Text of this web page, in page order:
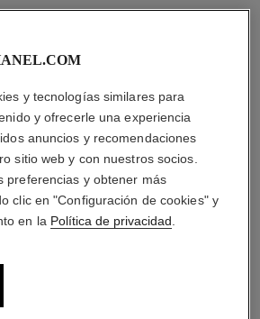
y tecnologías similares para
y ofrecerle una experiencia
anuncios y recomendaciones
sitio web y con nuestros socios.
preferencias y obtener más
clic en "Configuración de cookies" y
en la Política de privacidad